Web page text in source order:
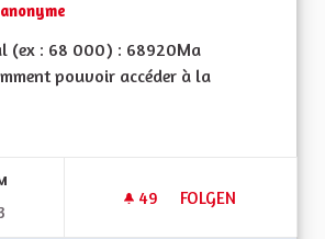
(ex : 68 000) : 68920Ma
pouvoir accéder à la
49 49 FOLLOWER
FOLGEN
ACCÉDER À LA